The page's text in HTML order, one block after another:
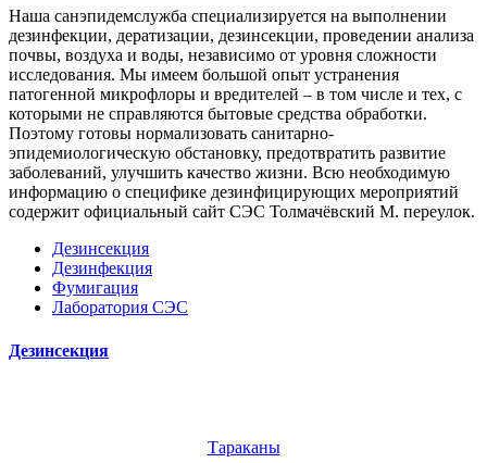
Наша санэпидемслужба специализируется на выполнении
дезинфекции, дератизации, дезинсекции, проведении анализа
почвы, воздуха и воды, независимо от уровня сложности
исследования. Мы имеем большой опыт устранения
патогенной микрофлоры и вредителей – в том числе и тех, с
которыми не справляются бытовые средства обработки.
Поэтому готовы нормализовать санитарно-
эпидемиологическую обстановку, предотвратить развитие
заболеваний, улучшить качество жизни. Всю необходимую
информацию о специфике дезинфицирующих мероприятий
содержит официальный сайт СЭС Толмачёвский М. переулок.
Дезинсекция
Дезинфекция
Фумигация
Лаборатория СЭС
Дезинсекция
Тараканы